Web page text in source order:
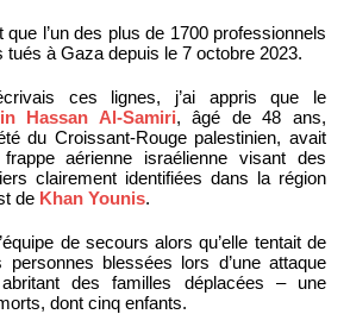
que l’un des plus de 1700 professionnels
tués à Gaza depuis le 7 octobre 2023.
ces lignes, j’ai appris que le
Hassan Al-Samiri, âgé de 48 ans,
du Croissant-Rouge palestinien, avait
aérienne israélienne visant des
clairement identifiées dans la région
de Khan Younis.
de secours alors qu’elle tentait de
blessées lors d’une attaque
des familles déplacées – une
dont cinq enfants.